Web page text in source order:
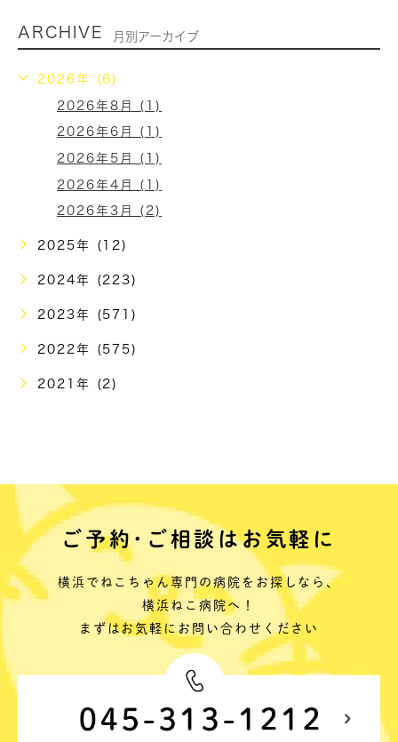
ARCHIVE 月別アーカイブ
2026年 (6)
2026年8月 (1)
2026年6月 (1)
2026年5月 (1)
2026年4月 (1)
2026年3月 (2)
2025年 (12)
2024年 (223)
2023年 (571)
2022年 (575)
2021年 (2)
ご予約･ご相談はお気軽に
横浜でねこちゃん専門の病院をお探しなら、
横浜ねこ病院へ！
まずはお気軽にお問い合わせください